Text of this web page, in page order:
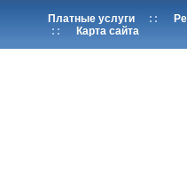
Платные услуги ::
::
Карта сайта